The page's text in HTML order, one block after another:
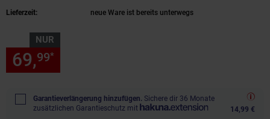
Lieferzeit: neue Ware ist bereits unterwegs
NUR
69,99*
Garantieverlängerung hinzufügen. Sichere dir 36 Monate
zusätzlichen Garantieschutz mit
14,99 €